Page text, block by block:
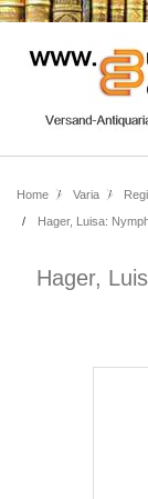
Home Varia
Hager, Luisa:
Hager,